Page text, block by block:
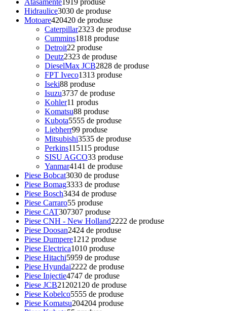
Atasamente1919 produse
Hidraulice3030 de produse
Motoare420420 de produse
Caterpillar2323 de produse
Cummins1818 produse
Detroit22 produse
Deutz2323 de produse
DieselMax JCB2828 de produse
FPT Iveco1313 produse
Iseki88 produse
Isuzu3737 de produse
Kohler11 produs
Komatsu88 produse
Kubota5555 de produse
Liebherr99 produse
Mitsubishi3535 de produse
Perkins115115 produse
SISU AGCO33 produse
Yanmar4141 de produse
Piese Bobcat3030 de produse
Piese Bomag3333 de produse
Piese Bosch3434 de produse
Piese Carraro55 produse
Piese CAT307307 produse
Piese CNH - New Holland2222 de produse
Piese Doosan2424 de produse
Piese Dumpere1212 produse
Piese Electrica1010 produse
Piese Hitachi5959 de produse
Piese Hyundai2222 de produse
Piese Injectie4747 de produse
Piese JCB21202120 de produse
Piese Kobelco5555 de produse
Piese Komatsu204204 produse